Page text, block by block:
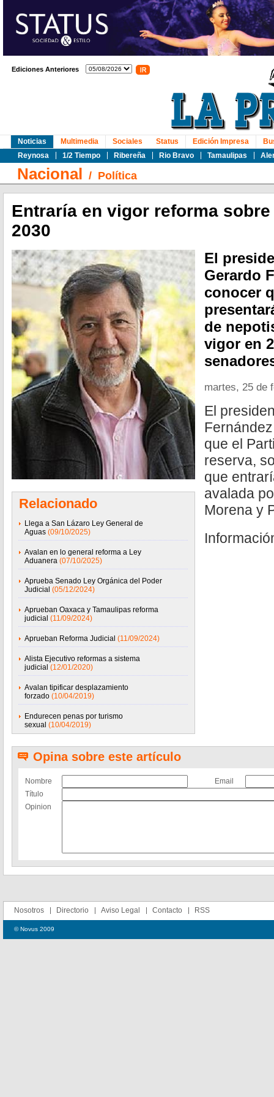
Ediciones Anteriores
Noticias
Reynosa
1/2 Tiempo Ribereña Rio Bravo Tamaulipas
Multimedia Sociales Status Edición Impresa
Nacional / Política
Entraría en vigor reforma
2030
Relacionado
Llega a San Lázaro Ley General de
Aguas (09/10/2025)
Avalan en lo general reforma a Ley
Aduanera (07/10/2025)
Aprueba Senado Ley Orgánica del Poder
Judicial (05/12/2024)
Aprueban Oaxaca y Tamaulipas reforma
judicial (11/09/2024)
Aprueban Reforma Judicial (11/09/2024)
Alista Ejecutivo reformas a sistema
judicial (12/01/2020)
Avalan tipificar desplazamiento
forzado (10/04/2019)
Endurecen penas por turismo
sexual (10/04/2019)
El
Gerardo
conocer
de
vigor en
martes, 25 de
El
que el
reserva,
que
avalada
Morena y
Opina sobre este artículo
Nombre
Email
Título
Opinion
Nosotros Directorio Aviso Legal Contacto RSS
© Novus 2009